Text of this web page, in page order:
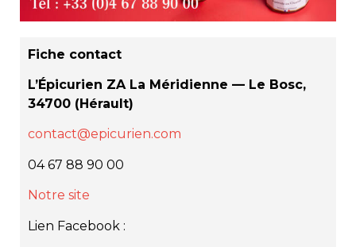
Fiche contact
L’Épicurien ZA La Méridienne — Le Bosc,
34700 (Hérault)
contact@epicurien.com
04 67 88 90 00
Notre site
Lien Facebook :